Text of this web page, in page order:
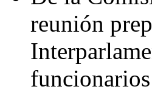
reunión